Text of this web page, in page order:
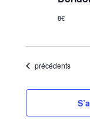
8€
Évènements
précédents